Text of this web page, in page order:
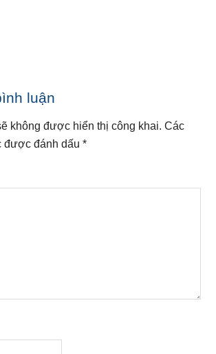
luận
không được hiển thị công khai. Các
được đánh dấu*